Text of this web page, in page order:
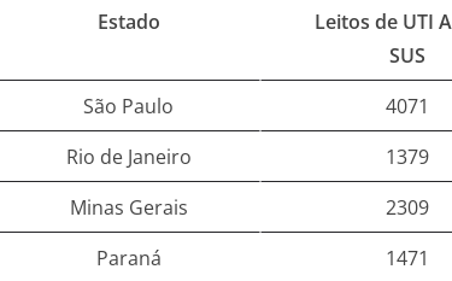
Estado
Leitos de UTI
SUS
São Paulo
4071
Rio de Janeiro
1379
Minas Gerais
2309
Paraná
1471